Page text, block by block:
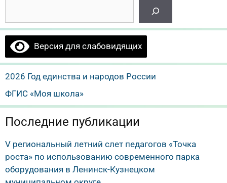
Версия для слабовидящих
2026 Год единства и народов России
ФГИС «Моя школа»
Последние публикации
V региональный летний слет педагогов «Точка
роста» по использованию современного парка
оборудования в Ленинск-Кузнецком